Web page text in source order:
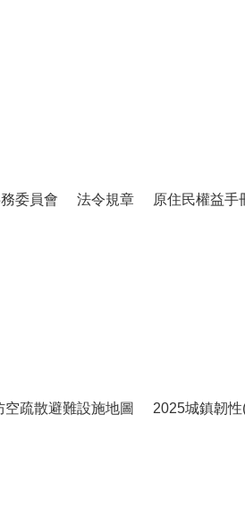
委員會 法令規章 原住民權益手
空疏散避難設施地圖 2025城鎮韌